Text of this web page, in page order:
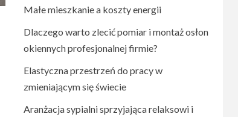
Małe mieszkanie a koszty energii
Dlaczego warto zlecić pomiar i montaż osłon
okiennych profesjonalnej firmie?
Elastyczna przestrzeń do pracy w
zmieniającym się świecie
Aranżacja sypialni sprzyjająca relaksowi i